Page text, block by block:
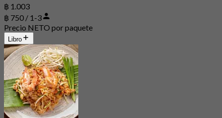
฿ 1.003
฿ 750 / 1-3
Precio NETO por paquete
Libro